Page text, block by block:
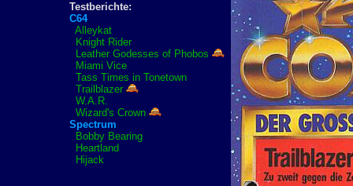
Testberichte:
C64
Alleykat
Knight Rider
Leather Godesses of Phobos
Miami Vice
Tass Times in Tonetown
Trailblazer
W.A.R.
Wizard's Crown
Spectrum
Bobby Bearing
Heartland
Hijack